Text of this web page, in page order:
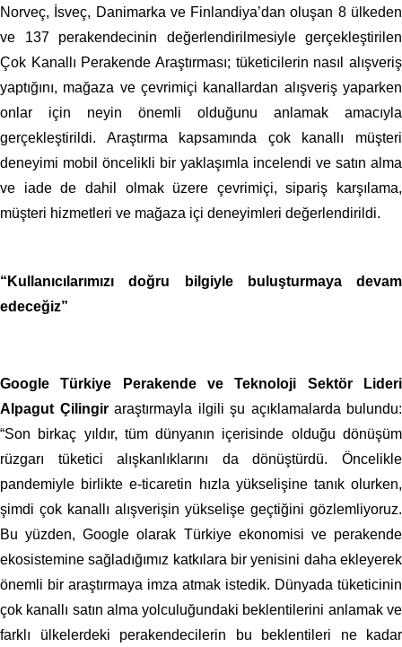
Norveç, İsveç, Danimarka ve Finlandiya’dan oluşan 8 ülkeden
ve 137 perakendecinin değerlendirilmesiyle gerçekleştirilen
Çok Kanallı Perakende Araştırması; tüketicilerin nasıl alışveriş
yaptığını, mağaza ve çevrimiçi kanallardan alışveriş yaparken
onlar için neyin önemli olduğunu anlamak amacıyla
gerçekleştirildi. Araştırma kapsamında çok kanallı müşteri
deneyimi mobil öncelikli bir yaklaşımla incelendi ve satın alma
ve iade de dahil olmak üzere çevrimiçi, sipariş karşılama,
müşteri hizmetleri ve mağaza içi deneyimleri değerlendirildi.
“Kullanıcılarımızıdoğru bilgiyle
buluşturmaya devam
edeceğiz”
Google Türkiye Perakende ve Teknoloji Sektör Lideri
Alpagut Çilingir araştırmayla ilgili şu açıklamalarda bulundu:
“Son birkaç yıldır, tüm dünyanın içerisinde olduğu dönüşüm
rüzgarı tüketici alışkanlıklarını da dönüştürdü. Öncelikle
pandemiyle birlikte e-ticaretin hızla yükselişine tanık olurken,
şimdi çok kanallı alışverişin yükselişe geçtiğini gözlemliyoruz.
Bu yüzden, Google olarak Türkiye ekonomisi ve perakende
ekosistemine sağladığımız katkılara bir yenisini daha ekleyerek
önemli bir araştırmaya imza atmak istedik. Dünyada tüketicinin
çok kanallı satın alma yolculuğundaki beklentilerini anlamak ve
farklı ülkelerdeki perakendecilerin bu beklentileri ne kadar